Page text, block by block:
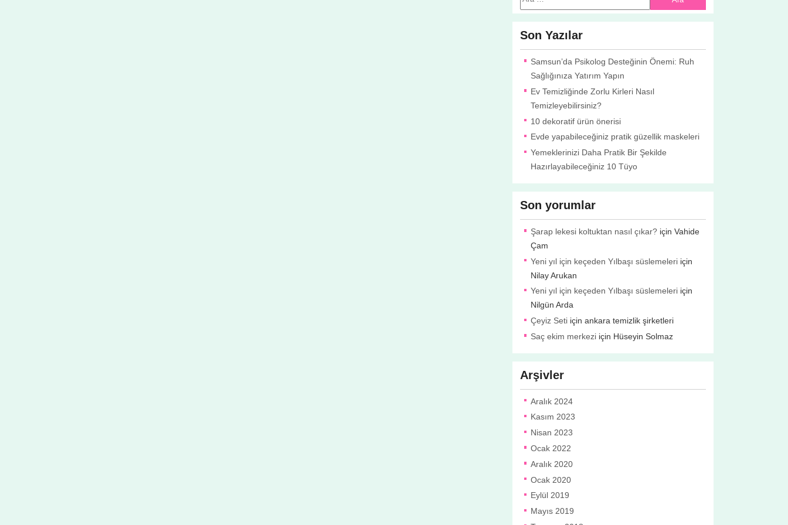
Son Yazılar
Samsun’da Psikolog Desteğinin Önemi: Ruh
Sağlığınıza Yatırım Yapın
Ev Temizliğinde Zorlu Kirleri Nasıl
Temizleyebilirsiniz?
10 dekoratif ürün önerisi
Evde yapabileceğiniz pratik güzellik maskeleri
Yemeklerinizi Daha Pratik Bir Şekilde
Hazırlayabileceğiniz 10 Tüyo
Son yorumlar
Şarap lekesi koltuktan nasıl çıkar?için Vahide
Çam
Yeni yıl için keçeden Yılbaşı süslemeleriiçin
Nilay Arukan
Yeni yıl için keçeden Yılbaşı süslemeleriiçin
Nilgün Arda
Çeyiz Setiiçin ankara temizlik şirketleri
Saç ekim merkeziiçin Hüseyin Solmaz
Arşivler
Aralık 2024
Kasım 2023
Nisan 2023
Ocak 2022
Aralık 2020
Ocak 2020
Eylül 2019
Mayıs 2019